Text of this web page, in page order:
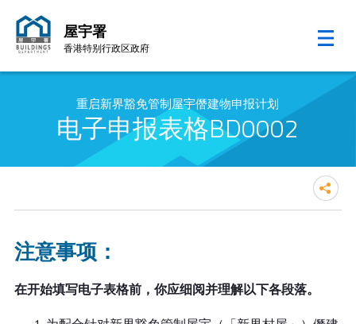
屋宇署
香港特别行政区政府
重启新界豁免管制屋宇僭建物申报计划
电子申报表格BD0002
注意事项：
在开始填写电子表格前，你应细阅并理解以下各段落。